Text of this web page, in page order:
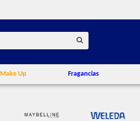
Make Up Fragancias